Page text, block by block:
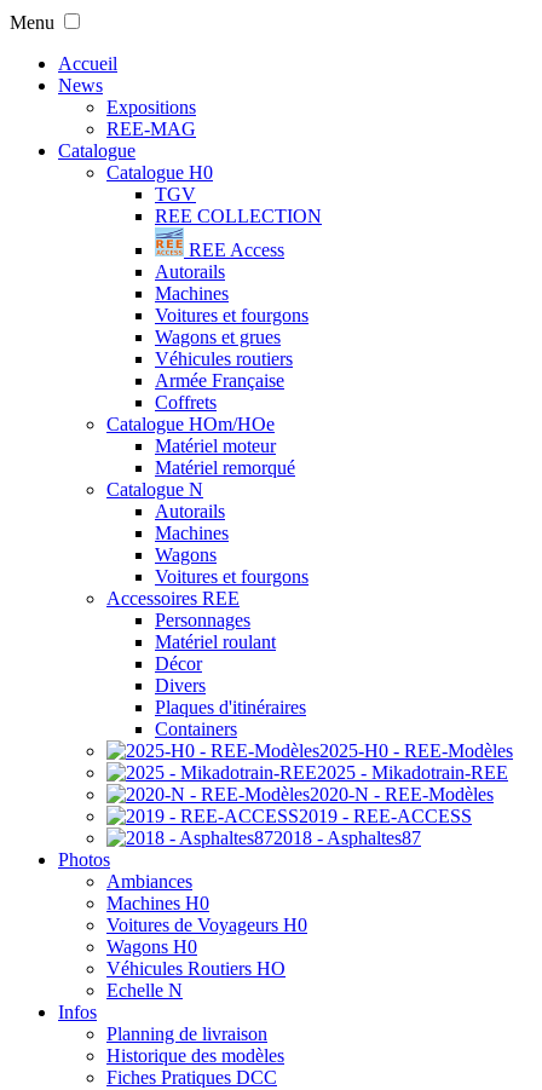
Menu
Accueil
News
Expositions
REE-MAG
Catalogue
Catalogue H0
TGV
REE COLLECTION
REE Access
Autorails
Machines
Voitures et fourgons
Wagons et grues
Véhicules routiers
Armée Française
Coffrets
Catalogue HOm/HOe
Matériel moteur
Matériel remorqué
Catalogue N
Autorails
Machines
Wagons
Voitures et fourgons
Accessoires REE
Personnages
Matériel roulant
Décor
Divers
Plaques d'itinéraires
Containers
2025-H0 - REE-Modèles
2025 - Mikadotrain-REE
2020-N - REE-Modèles
2019 - REE-ACCESS
2018 - Asphaltes87
Photos
Ambiances
Machines H0
Voitures de Voyageurs H0
Wagons H0
Véhicules Routiers HO
Echelle N
Infos
Planning de livraison
Historique des modèles
Fiches Pratiques DCC